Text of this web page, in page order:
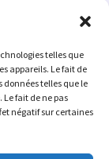
telles que
appareils. Le fait de
telles que le
fait de ne pas
négatif sur certaines